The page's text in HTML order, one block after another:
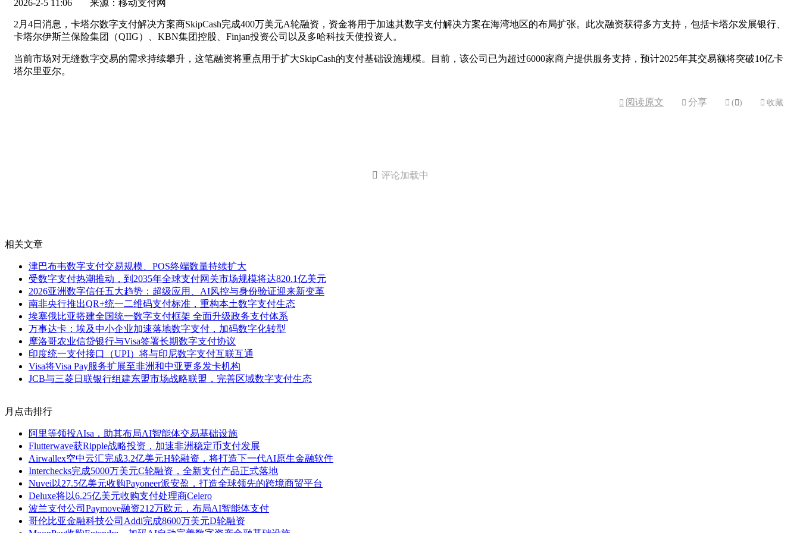
2026-2-5 11:06 来源：移动支付网
2月4日消息，卡塔尔数字支付解决方案商SkipCash完成400万美元A轮融资，资金将用于加速其数字支付解决方案在海湾地区的布局扩张。此次融资获得多方支持，包括卡塔尔发展银行、
卡塔尔伊斯兰保险集团（QIIG）、KBN集团控股、Finjan投资公司以及多哈科技天使投资人。
当前市场对无缝数字交易的需求持续攀升，这笔融资将重点用于扩大SkipCash的支付基础设施规模。目前，该公司已为超过6000家商户提供服务支持，预计2025年其交易额将突破10亿卡
塔尔里亚尔。
 阅读原文  分享  ( )  收藏
 评论加载中
相关文章
津巴布韦数字支付交易规模、POS终端数量持续扩大
受数字支付热潮推动，到2035年全球支付网关市场规模将达820.1亿美元
2026亚洲数字信任五大趋势：超级应用、AI风控与身份验证迎来新变革
南非央行推出QR+统一二维码支付标准，重构本土数字支付生态
埃塞俄比亚搭建全国统一数字支付框架 全面升级政务支付体系
万事达卡：埃及中小企业加速落地数字支付，加码数字化转型
摩洛哥农业信贷银行与Visa签署长期数字支付协议
印度统一支付接口（UPI）将与印尼数字支付互联互通
Visa将Visa Pay服务扩展至非洲和中亚更多发卡机构
JCB与三菱日联银行组建东盟市场战略联盟，完善区域数字支付生态
月点击排行
阿里等领投AIsa，助其布局AI智能体交易基础设施
Flutterwave获Ripple战略投资，加速非洲稳定币支付发展
Airwallex空中云汇完成3.2亿美元H轮融资，将打造下一代AI原生金融软件
Interchecks完成5000万美元C轮融资，全新支付产品正式落地
Nuvei以27.5亿美元收购Payoneer派安盈，打造全球领先的跨境商贸平台
Deluxe将以6.25亿美元收购支付处理商Celero
波兰支付公司Paymove融资212万欧元，布局AI智能体支付
哥伦比亚金融科技公司Addi完成8600万美元D轮融资